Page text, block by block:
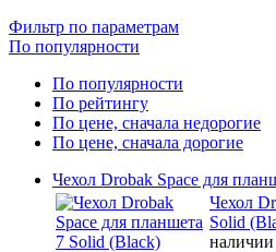
Фильтр по параметрам
По популярности
По популярности
По рейтингу
По цене, сначала недорогие
По цене, сначала дорогие
Чехол Drobak Space для
Чехол
Solid
наличии